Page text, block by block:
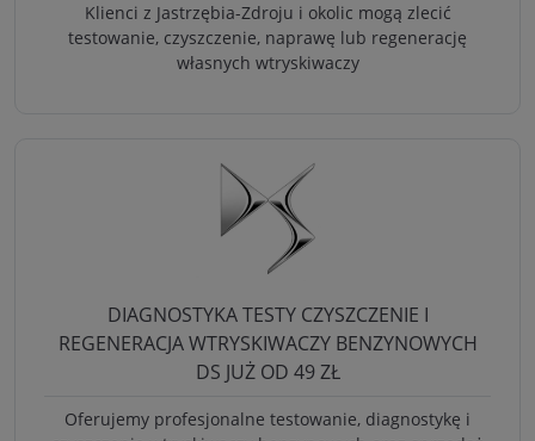
Klienci z Jastrzębia-Zdroju i okolic mogą zlecić
testowanie, czyszczenie, naprawę lub regenerację
własnych wtryskiwaczy
DIAGNOSTYKA TESTY CZYSZCZENIE I
REGENERACJA WTRYSKIWACZY BENZYNOWYCH
DS JUŻ OD 49 ZŁ
Oferujemy profesjonalne testowanie, diagnostykę i